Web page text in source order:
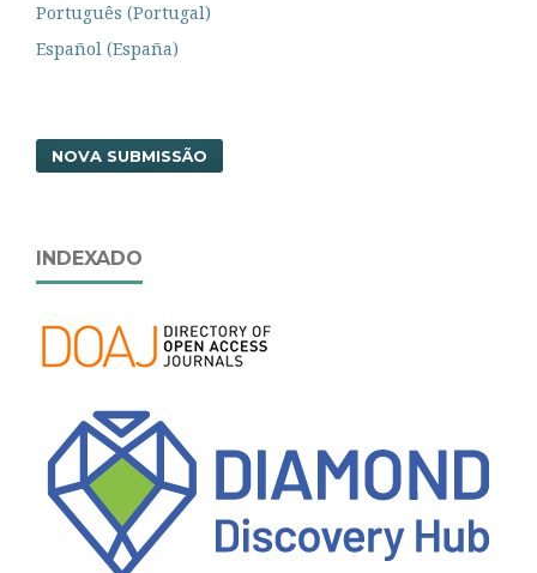
Português (Portugal)
Español (España)
NOVA SUBMISSÃO
INDEXADO